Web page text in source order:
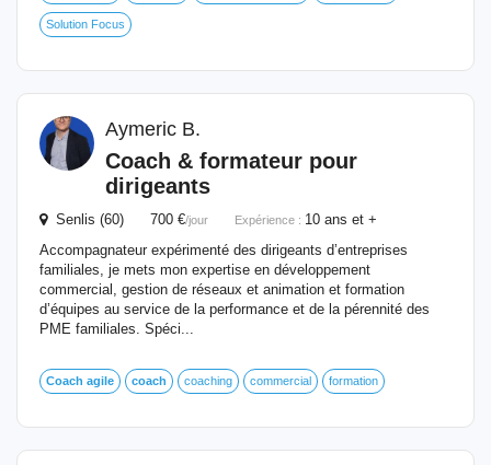
Solution Focus
Aymeric B.
Coach & formateur pour
dirigeants
Senlis (60) 700 €/jour Expérience : 10 ans et +
Accompagnateur expérimenté des dirigeants d’entreprises
familiales, je mets mon expertise en développement
commercial, gestion de réseaux et animation et formation
d’équipes au service de la performance et de la pérennité des
PME familiales. Spéci...
Coach agile coach coaching commercial formation